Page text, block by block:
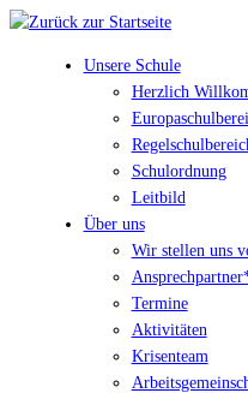
Unsere Schule
Herzlich
Schulordnung
Leitbild
Über uns
Wir stellen uns
Termine
Aktivitäten
Krisenteam